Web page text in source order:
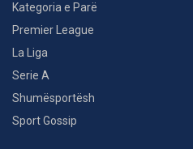
Kategoria e Parë
Premier League
La Liga
Serie A
Shumësportësh
Sport Gossip